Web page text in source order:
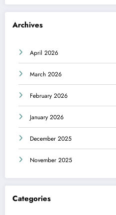
Archives
April 2026
March 2026
February 2026
January 2026
December 2025
November 2025
Categories